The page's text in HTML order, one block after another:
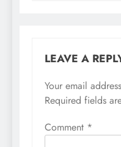
LEAVE A
Your email
Required fields
Comment *